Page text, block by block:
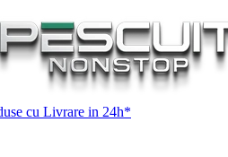
cu Livrare in 24h*